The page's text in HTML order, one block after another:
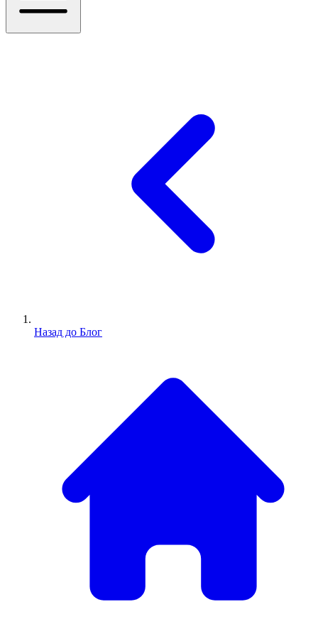
Назад до Блог